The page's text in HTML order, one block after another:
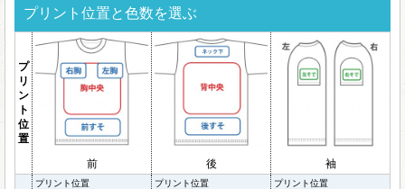
プリント位置と色数を選ぶ
プ
リ
ン
ト
位
置
前
後 袖
プリント位置 プリント位置 プリント位置